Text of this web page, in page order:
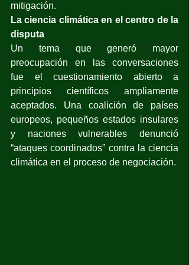
mitigación.
La ciencia climática en el centro de la
disputa
Un tema que generó mayor
preocupación en las conversaciones
fue el cuestionamiento abierto a
principios científicos ampliamente
aceptados. Una coalición de países
europeos, pequeños estados insulares
y naciones vulnerables denunció
“ataques coordinados” contra la ciencia
climática en el proceso de negociación.